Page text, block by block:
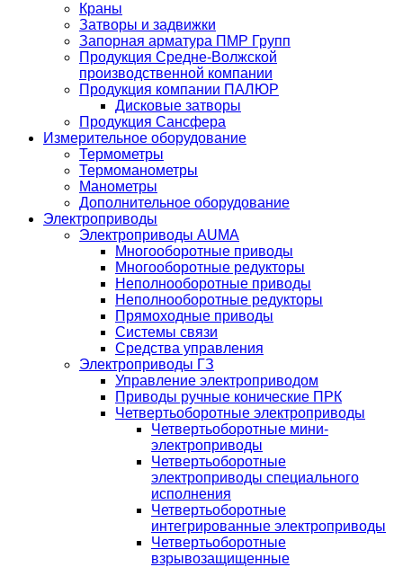
Краны
Затворы и задвижки
Запорная арматура ПМР Групп
Продукция Средне-Волжской
производственной компании
Продукция компании ПАЛЮР
Дисковые затворы
Продукция Сансфера
Измерительное оборудование
Термометры
Термоманометры
Манометры
Дополнительное оборудование
Электроприводы
Электроприводы AUMA
Многооборотные приводы
Многооборотные редукторы
Неполнооборотные приводы
Неполнооборотные редукторы
Прямоходные приводы
Системы связи
Средства управления
Электроприводы ГЗ
Управление электроприводом
Приводы ручные конические ПРК
Четвертьоборотные электроприводы
Четвертьоборотные мини-
электроприводы
Четвертьоборотные
электроприводы специального
исполнения
Четвертьоборотные
интегрированные электроприводы
Четвертьоборотные
взрывозащищенные